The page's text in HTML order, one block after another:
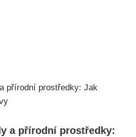
a přírodní prostředky: